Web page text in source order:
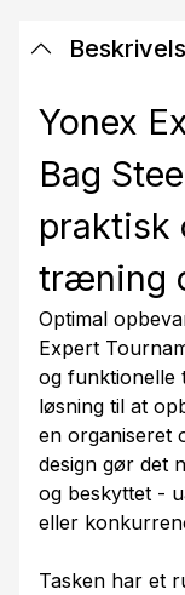
Yonex
Bag
praktisk
træning
Optimal
Expert
og funktionelle
løsning til at
en organiseret
design gør det
og beskyttet -
eller
Tasken har et